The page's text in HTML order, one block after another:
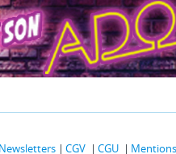
Newsletters CGV CGU